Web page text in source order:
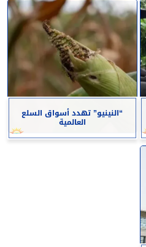
“النينيو” تهدد أسواق السلع
العالمية